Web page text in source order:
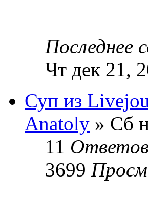
Последнее
Чт дек 21,
Суп из
Anatoly » Сб
11
3699